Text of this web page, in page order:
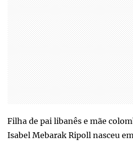
Filha de pai libanês e mãe
Isabel Mebarak Ripoll nasceu